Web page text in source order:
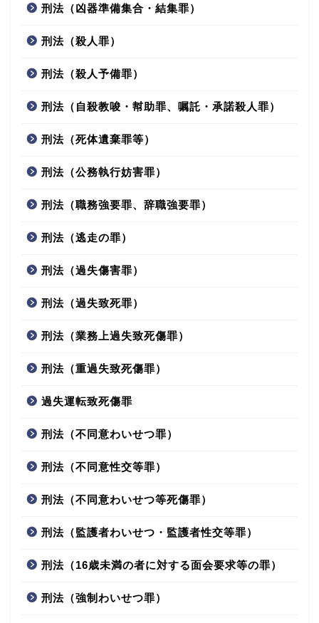
刑法（凶器準備集合・結集罪）
刑法（殺人罪）
刑法（殺人予備罪）
刑法（自殺教唆・幇助罪、嘱託・承諾殺人罪）
刑法（死体遺棄罪等）
刑法（公務執行妨害罪）
刑法（職務強要罪、辞職強要罪）
刑法（逃走の罪）
刑法（過失傷害罪）
刑法（過失致死罪）
刑法（業務上過失致死傷罪）
刑法（重過失致死傷罪）
過失運転致死傷罪
刑法（不同意わいせつ罪）
刑法（不同意性交等罪）
刑法（不同意わいせつ等死傷罪）
刑法（監護者わいせつ・監護者性交等罪）
刑法（16歳未満の者に対する面会要求等の罪）
刑法（強制わいせつ罪）